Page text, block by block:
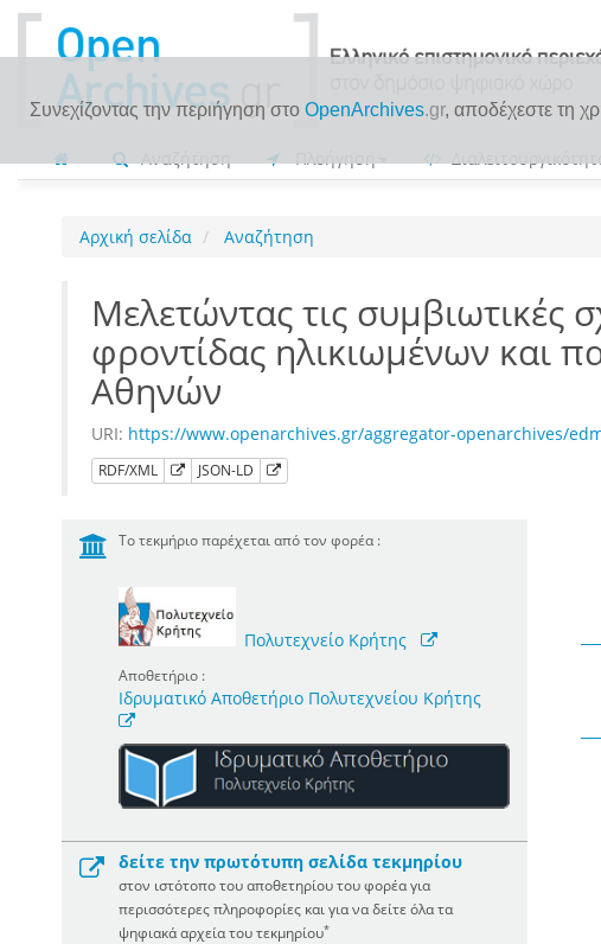
Συνεχίζοντας την περιήγηση στο OpenArchives.gr, αποδέχεστε τη
Αναζήτηση Πλοήγηση
Αρχική σελίδα Αναζήτηση
Μελετώντας τις συμβιωτικές
φροντίδας ηλικιωμένων και
Αθηνών
URI: https://www.openarchives.gr/aggregator-openarchives/
RDF/XML JSON-LD
Το τεκμήριο παρέχεται από τον φορέα :
Πολυτεχνείο Κρήτης
Αποθετήριο :
Ιδρυματικό Αποθετήριο Πολυτεχνείου Κρήτης
δείτε την πρωτότυπη σελίδα τεκμηρίου
στον ιστότοπο του αποθετηρίου του φορέα για
περισσότερες πληροφορίες και για να δείτε όλα τα
ψηφιακά αρχεία του τεκμηρίου*